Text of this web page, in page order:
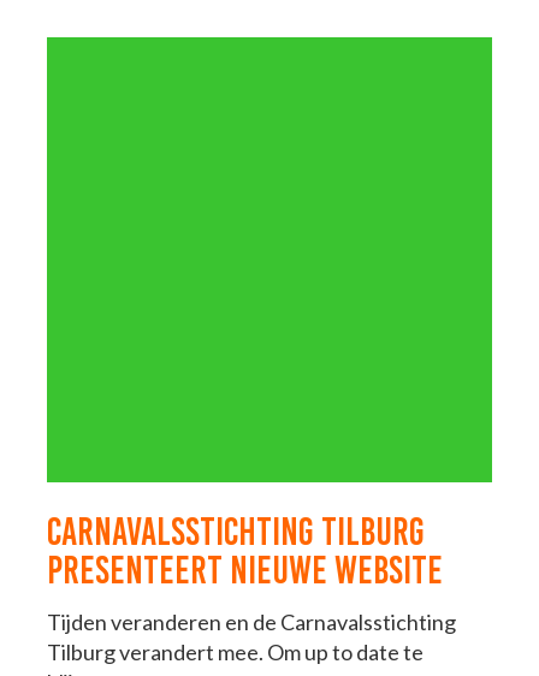
CARNAVALSSTICHTING TILBURG
PRESENTEERT NIEUWE WEBSITE
Tijden veranderen en de Carnavalsstichting
Tilburg verandert mee. Om up to date te